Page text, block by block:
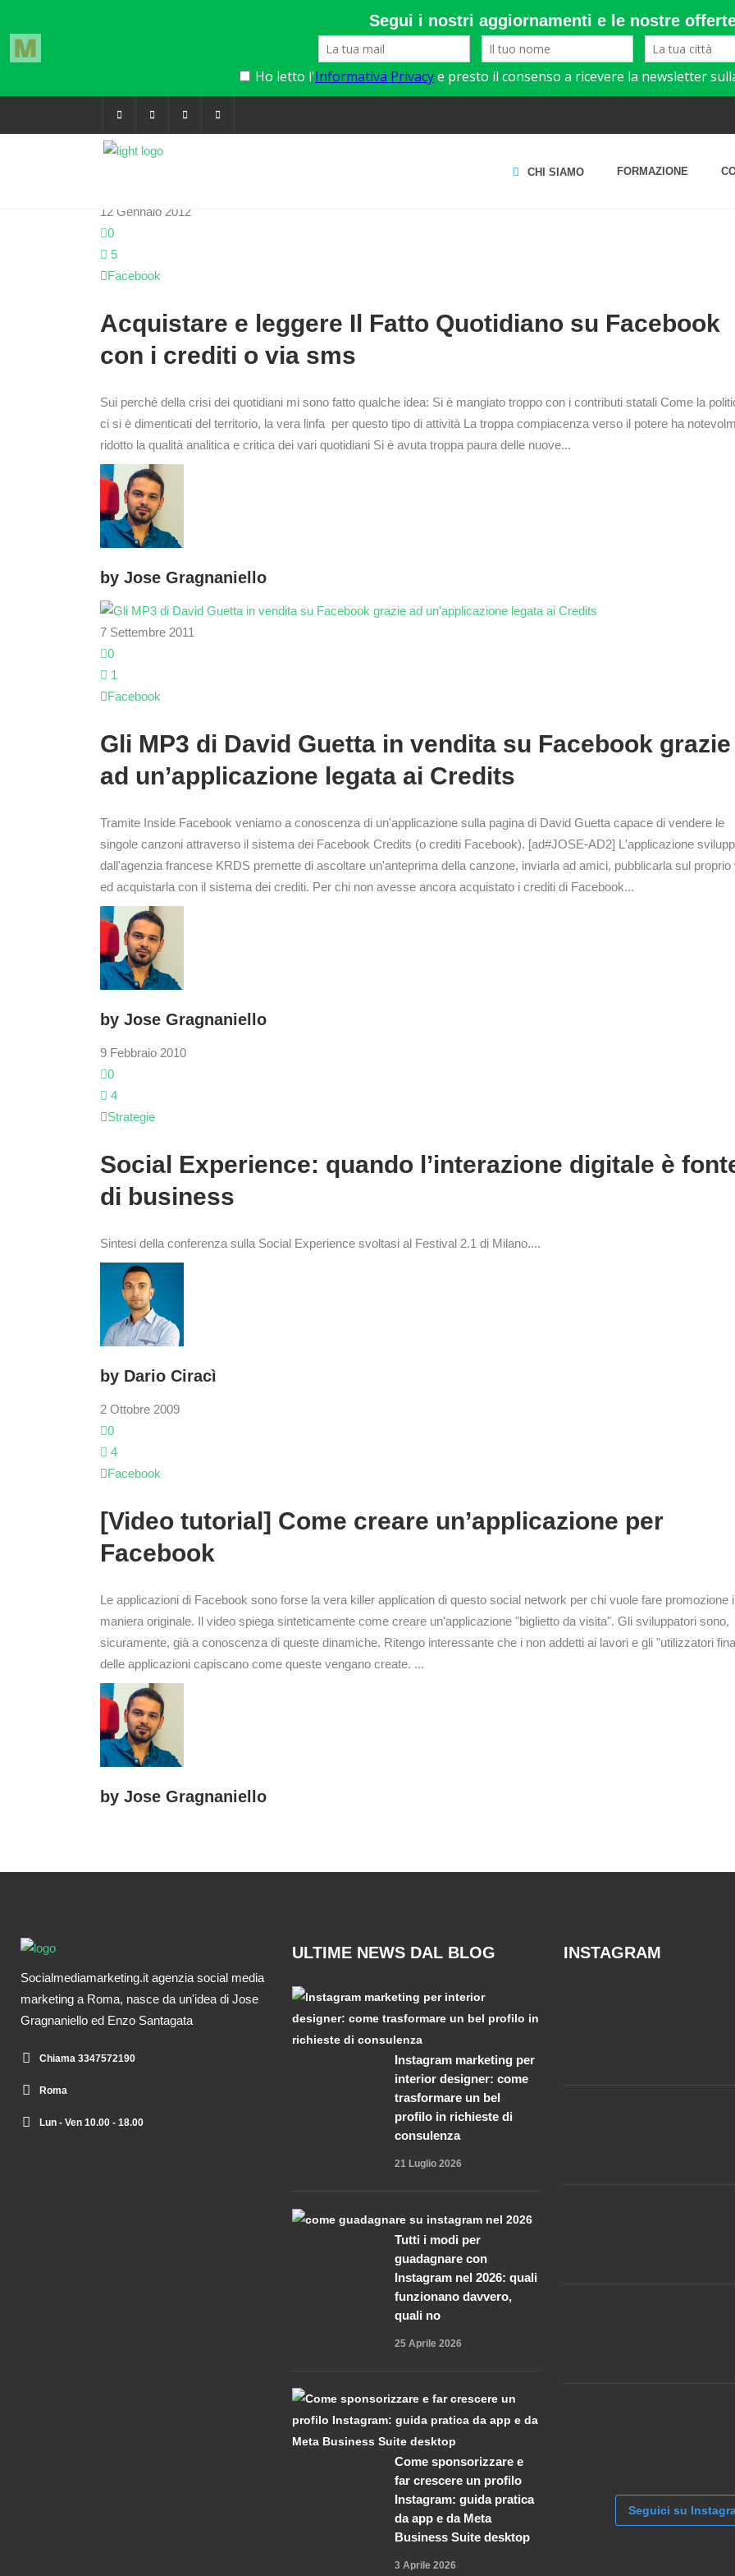
CHI SIAMO FORMAZIONE
12 Gennaio 2012
0
5
Facebook
Acquistare e leggere Il Fatto Quotidiano su Facebook
con i crediti o via sms
Sui perché della crisi dei quotidiani mi sono fatto qualche idea: Si è mangiato troppo con i contributi statali Come la
ci si è dimenticati del territorio, la vera linfa per questo tipo di attività La troppa compiacenza verso il potere ha
ridotto la qualità analitica e critica dei vari quotidiani Si è avuta troppa paura delle nuove...
by Jose Gragnaniello
7 Settembre 2011
0
1
Facebook
Gli MP3 di David Guetta in vendita su Facebook grazie
ad un’applicazione legata ai Credits
Tramite Inside Facebook veniamo a conoscenza di un'applicazione sulla pagina di David Guetta capace di vendere le
singole canzoni attraverso il sistema dei Facebook Credits (o crediti Facebook). [ad#JOSE-AD2] L'applicazione
dall'agenzia francese KRDS premette di ascoltare un'anteprima della canzone, inviarla ad amici, pubblicarla sul proprio
ed acquistarla con il sistema dei crediti. Per chi non avesse ancora acquistato i crediti di Facebook...
by Jose Gragnaniello
9 Febbraio 2010
0
4
Strategie
Social Experience: quando l’interazione digitale è fonte
di business
Sintesi della conferenza sulla Social Experience svoltasi al Festival 2.1 di Milano....
by Dario Ciracì
2 Ottobre 2009
0
4
Facebook
[Video tutorial] Come creare un’applicazione per
Facebook
Le applicazioni di Facebook sono forse la vera killer application di questo social network per chi vuole fare promozione
maniera originale. Il video spiega sinteticamente come creare un'applicazione "biglietto da visita". Gli sviluppatori sono,
sicuramente, già a conoscenza di queste dinamiche. Ritengo interessante che i non addetti ai lavori e gli "utilizzatori
delle applicazioni capiscano come queste vengano create. ...
by Jose Gragnaniello
Socialmediamarketing.it agenzia social media
marketing a Roma, nasce da un'idea di Jose
Gragnaniello ed Enzo Santagata
Chiama 3347572190
Roma
Lun - Ven 10.00 - 18.00
ULTIME NEWS DAL BLOG
Instagram marketing per
interior designer: come
trasformare un bel
profilo in richieste di
consulenza
21 Luglio 2026
Tutti i modi per
guadagnare con
Instagram nel 2026: quali
funzionano davvero,
quali no
25 Aprile 2026
Come sponsorizzare e
far crescere un profilo
Instagram: guida pratica
da app e da Meta
Business Suite desktop
3 Aprile 2026
INSTAGRAM
Seguici su